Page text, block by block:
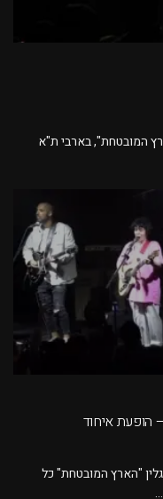
המובטחת", בארבי ת"א
הופעת איחוד
"הארץ המובטחת" כל